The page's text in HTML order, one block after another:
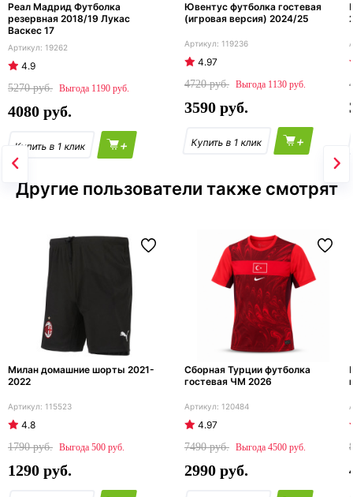
Реал Мадрид Футболка
резервная 2018/19 Лукас
Васкес 17
19262
4.9
5270
1190
4080
+
Ювентус футболка гостевая
(игровая версия) 2024/25
119236
4.97
4720
1130
3590
+
Другие пользователи также смотрят
Милан домашние шорты 2021-
2022
115523
4.8
1790
500
1290
Сборная Турции футболка
гостевая ЧМ 2026
120484
4.97
7490
4500
2990